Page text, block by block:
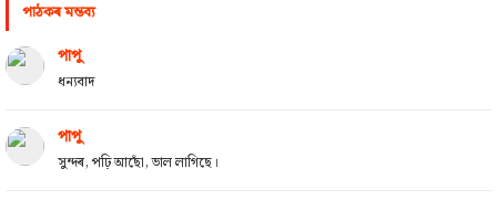
পাঠকৰ মন্তব্য
পাপু
ধন্যবাদ
পাপু
সুন্দৰ, পঢ়ি আছোঁ, ভাল লাগিছে।